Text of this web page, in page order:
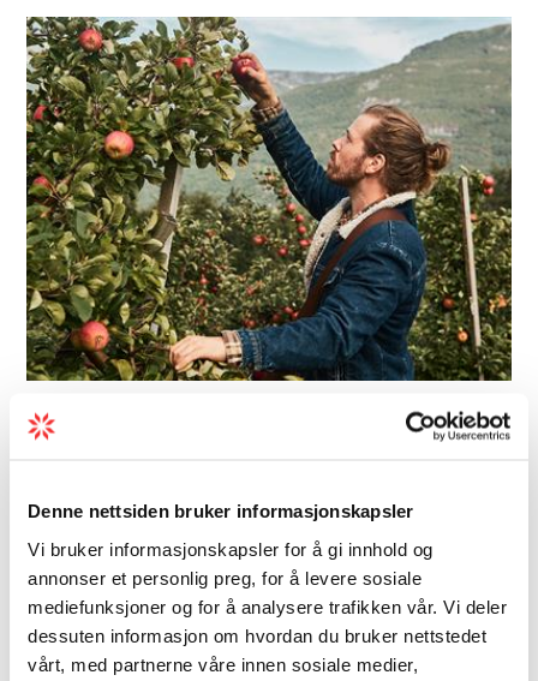
Denne nettsiden bruker informasjonskapsler
Vi bruker informasjonskapsler for å gi innhold og
annonser et personlig preg, for å levere sosiale
mediefunksjoner og for å analysere trafikken vår. Vi deler
dessuten informasjon om hvordan du bruker nettstedet
vårt, med partnerne våre innen sosiale medier,
Bedriftsbesøk | Bondegård/Fritidsgård |
Gruppeaktiviteter
Aga Sideri ligg idyllisk ved Sørfjorden i
Ullensvang. Her produserer dei Sider frå
Hardanger som du kan smaka og kjøpa i
samband med ei omvising og gardsbesøk på
Aga.